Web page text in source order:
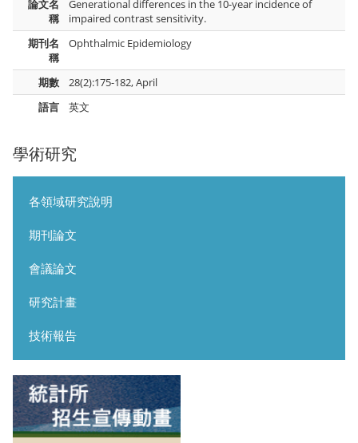
學術研究
各領域研究說明
期刊論文
會議論文
研究計畫
技術報告
論文名
稱
Generational differences in the 10-year incidence of
impaired contrast sensitivity.
期刊名
稱
Ophthalmic Epidemiology
期數
28(2):175-182, April
語言
英文